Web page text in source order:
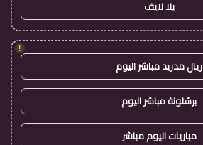
يلا لايف
!
ريال مدريد مباشر اليوم
برشلونة مباشر اليوم
مباريات اليوم مباشر